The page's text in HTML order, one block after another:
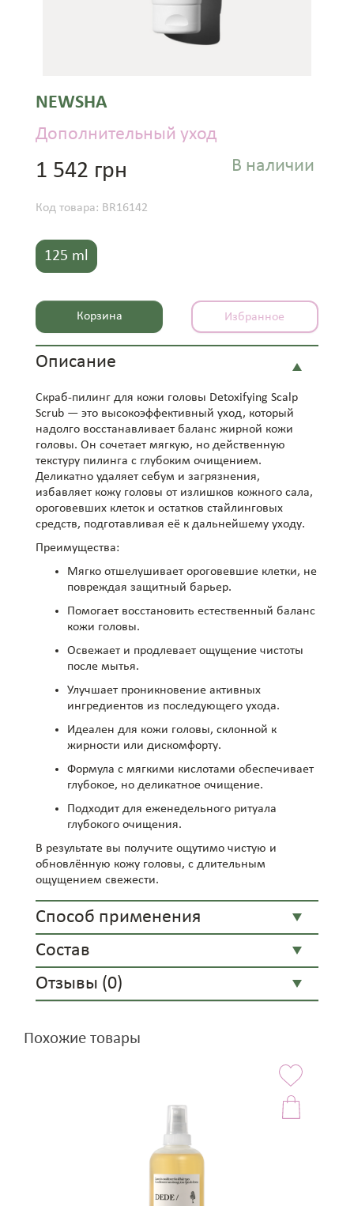
NEWSHA
Дополнительный уход
В наличии
1 542 грн
Код товара: BR16142
125 ml
Корзина Избранное
Описание
Скраб-пилинг для кожи головы Detoxifying Scalp
Scrub — это высокоэффективный уход, который
надолго восстанавливает баланс жирной кожи
головы. Он сочетает мягкую, но действенную
текстуру пилинга с глубоким очищением.
Деликатно удаляет себум и загрязнения,
избавляет кожу головы от излишков кожного сала,
ороговевших клеток и остатков стайлинговых
средств, подготавливая её к дальнейшему уходу.
Преимущества:
Мягко отшелушивает ороговевшие клетки, не
повреждая защитный барьер.
Помогает восстановить естественный баланс
кожи головы.
Освежает и продлевает ощущение чистоты
после мытья.
Улучшает проникновение активных
ингредиентов из последующего ухода.
Идеален для кожи головы, склонной к
жирности или дискомфорту.
Формула с мягкими кислотами обеспечивает
глубокое, но деликатное очищение.
Подходит для еженедельного ритуала
глубокого очищения.
В результате вы получите ощутимо чистую и
обновлённую кожу головы, с длительным
ощущением свежести.
Способ применения
Состав
Отзывы (0)
Похожие товары